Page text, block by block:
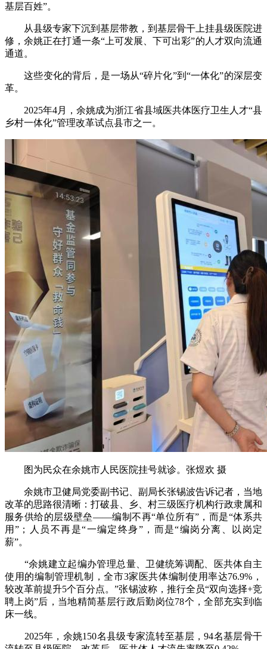
基层百姓”。
从县级专家下沉到基层带教，到基层骨干上挂县级医院进
修，余姚正在打通一条“上可发展、下可出彩”的人才双向流通
通道。
这些变化的背后，是一场从“碎片化”到“一体化”的深层变
革。
2025年4月，余姚成为浙江省县域医共体医疗卫生人才“县
乡村一体化”管理改革试点县市之一。
图为民众在余姚市人民医院挂号就诊。张煜欢 摄
余姚市卫健局党委副书记、副局长张锡波告诉记者，当地
改革的思路很清晰：打破县、乡、村三级医疗机构行政隶属和
服务供给的层级壁垒——编制不再“单位所有”，而是“体系共
用”；人员不再是“一编定终身”，而是“编岗分离、以岗定
薪”。
“余姚建立起编办管理总量、卫健统筹调配、医共体自主
使用的编制管理机制，全市3家医共体编制使用率达76.9%，
较改革前提升5个百分点。”张锡波称，推行全员“双向选择+竞
聘上岗”后，当地精简基层行政后勤岗位78个，全部充实到临
床一线。
2025年，余姚150名县级专家流转至基层，94名基层骨干